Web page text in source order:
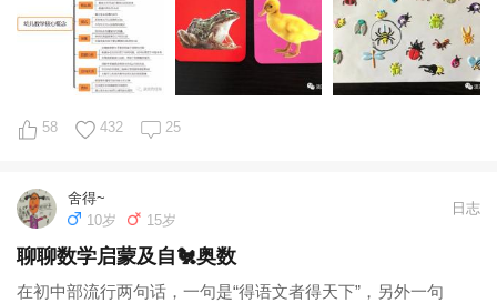
58 432 25
舍得~
10岁
15岁
日志
聊聊数学启蒙及自🐔奥数
在初中部流行两句话，一句是“得语文者得天下”，另外一句